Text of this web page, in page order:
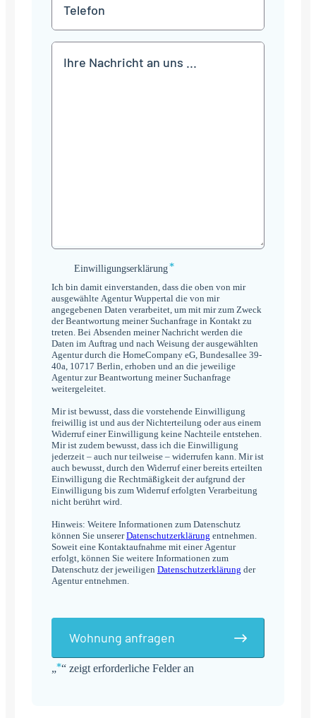
„*“ zeigt erforderliche Felder an
Einwilligungserklärung
Einwilligungserklärung*
Ich bin damit einverstanden, dass die oben von mir
ausgewählte Agentur Wuppertal die von mir
angegebenen Daten verarbeitet, um mit mir zum Zweck
der Beantwortung meiner Suchanfrage in Kontakt zu
treten. Bei Absenden meiner Nachricht werden die
Daten im Auftrag und nach Weisung der ausgewählten
Agentur durch die HomeCompany eG, Bundesallee 39-
40a, 10717 Berlin, erhoben und an die jeweilige
Agentur zur Beantwortung meiner Suchanfrage
weitergeleitet.
Mir ist bewusst, dass die vorstehende Einwilligung
freiwillig ist und aus der Nichterteilung oder aus einem
Widerruf einer Einwilligung keine Nachteile entstehen.
Mir ist zudem bewusst, dass ich die Einwilligung
jederzeit – auch nur teilweise – widerrufen kann. Mir ist
auch bewusst, durch den Widerruf einer bereits erteilten
Einwilligung die Rechtmäßigkeit der aufgrund der
Einwilligung bis zum Widerruf erfolgten Verarbeitung
nicht berührt wird.
Hinweis: Weitere Informationen zum Datenschutz
können Sie unsererDatenschutzerklärung entnehmen.
Soweit eine Kontaktaufnahme mit einer Agentur
erfolgt, können Sie weitere Informationen zum
Datenschutz der jeweiligen Datenschutzerklärung der
Agentur entnehmen.
Wohnung anfragen